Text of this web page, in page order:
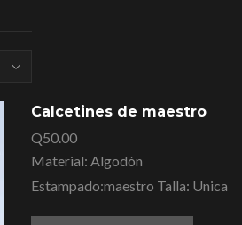
Calcetines de maestro
Q50.00
Material: Algodón
Estampado:maestro Talla: Unica